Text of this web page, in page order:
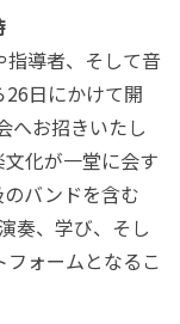
導者、そして音
日にかけて開
へお招きいたし
化が一堂に会す
バンドを含む
奏、学び、そし
ォームとなるこ